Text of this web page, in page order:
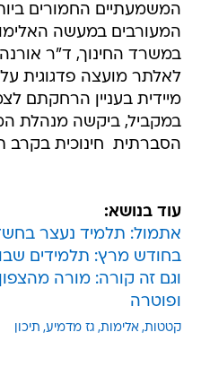
המשמעתיים החמורים
המעורבים במעשה
במשרד החינוך, ד"ר
לאלתר מועצה פדגוגית
מיידית בעניין הרחקתם
במקביל, ביקשה מנהלת
הסברתית  חינוכית
עוד בנושא:
אתמול: תלמיד נעצר
בחודש מרץ: תלמידים
וגם זה קורה: מורה
ופוטרה
קטטות אלימות גז מדמיע תיכון